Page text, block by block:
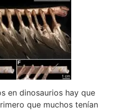
en dinosaurios hay que
que muchos tenían